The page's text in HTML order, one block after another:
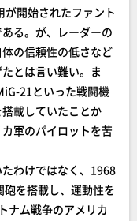
開始されたファント
る。が、レーダーの
の信頼性の低さなど
とは言い難い。ま
21といった戦闘機
載していたことか
軍のパイロットを苦
わけではなく、1968
を搭載し、運動性を
ナム戦争のアメリカ